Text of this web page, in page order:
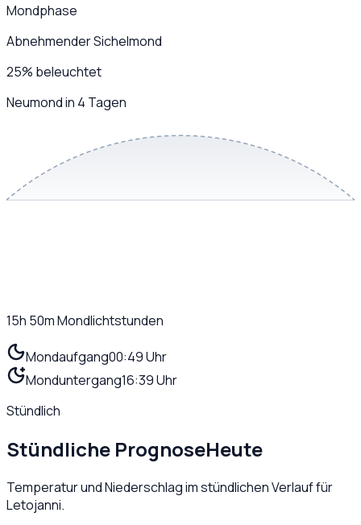
Mondphase
Abnehmender Sichelmond
25% beleuchtet
Neumond in 4 Tagen
15h 50mMondlichtstunden
Mondaufgang00:49 Uhr
Monduntergang16:39 Uhr
Stündlich
Stündliche PrognoseHeute
Temperatur und Niederschlag im stündlichen Verlauf für
Letojanni.